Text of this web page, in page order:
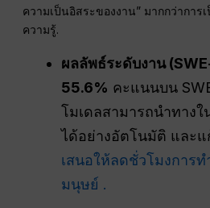
ความเป็นอิสระของงาน” มากกว่าการ
ความรู้.
ผลลัพธ์ระดับงาน
55.6% คะแนนบน
โมเดลสามารถนำทาง
ได้อย่างอัตโนมัติ และ
เสนอให้ลดชั่วโมงการ
มนุษย์ .